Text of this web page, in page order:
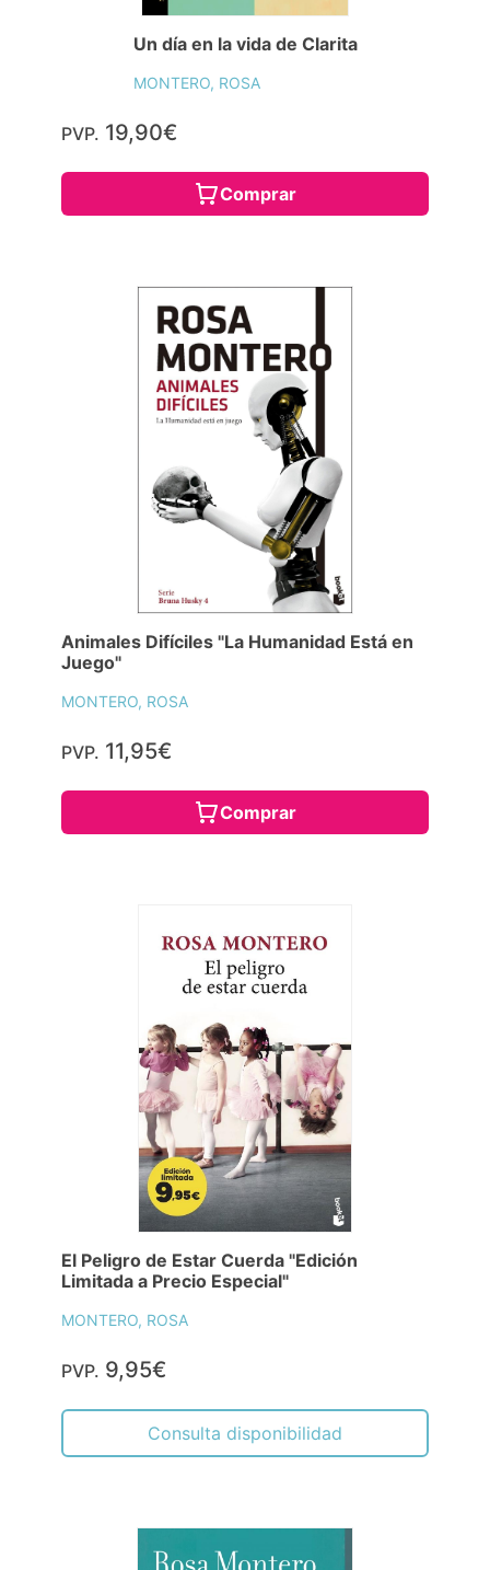
Un día en la vida de Clarita
MONTERO, ROSA
PVP. 19,90€
Comprar
Animales Difíciles "La Humanidad Está en
Juego"
MONTERO, ROSA
PVP. 11,95€
Comprar
El Peligro de Estar Cuerda "Edición
Limitada a Precio Especial"
MONTERO, ROSA
PVP. 9,95€
Consulta disponibilidad